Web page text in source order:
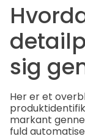
sig
Her er et
markant
fuld